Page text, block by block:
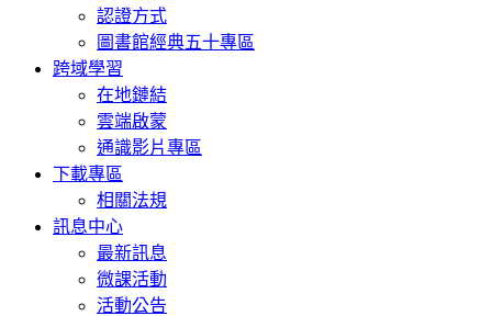
認證方式
圖書館經典五十專區
跨域學習
在地鏈結
雲端啟蒙
通識影片專區
下載專區
相關法規
訊息中心
最新訊息
微課活動
活動公告